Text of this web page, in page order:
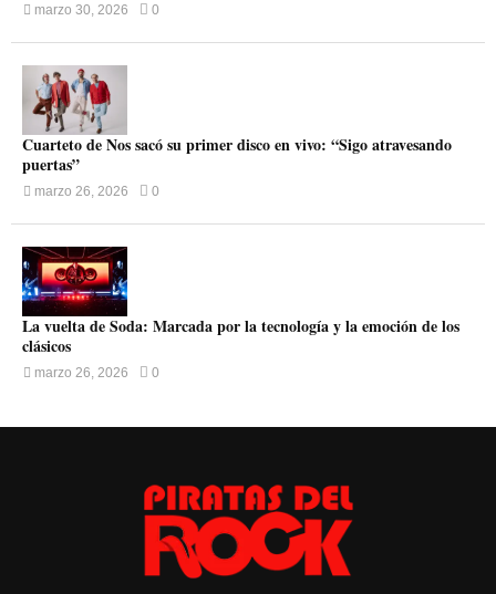
marzo 30, 2026 0
Cuarteto de Nos sacó su primer disco en vivo: “Sigo atravesando
puertas”
marzo 26, 2026 0
La vuelta de Soda: Marcada por la tecnología y la emoción de los
clásicos
marzo 26, 2026 0